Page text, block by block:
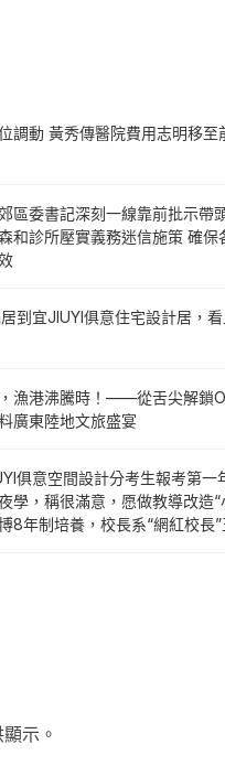
調動 黃秀傳醫院費用志明移至
區委書記深刻一線靠前批示帶
和診所壓實義務迷信施策 確保
居到宜JIUYI俱意住宅設計居，
漁港沸騰時！——從舌尖解鎖
廣東陸地文旅盛宴
俱意空間設計分考生報考第一
學，稱很滿意，愿做教導改造“
8年制培養，校長系“網紅校長”
示。